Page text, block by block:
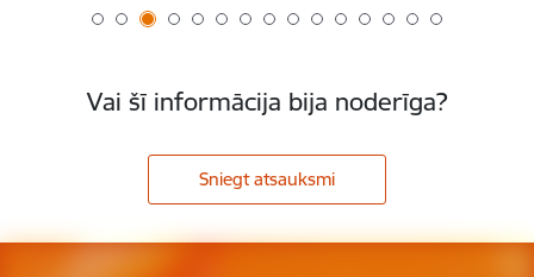
Vai šī informācija bija noderīga?
Sniegt atsauksmi